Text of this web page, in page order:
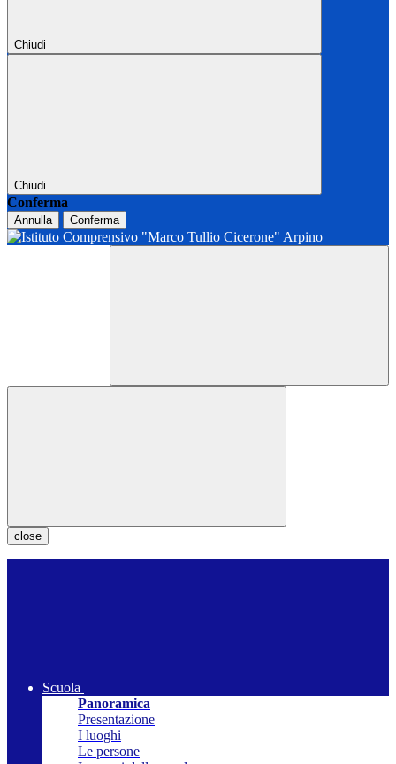
Chiudi
Chiudi
Conferma
Annulla Conferma
close
Scuola
Panoramica
Presentazione
I luoghi
Le persone